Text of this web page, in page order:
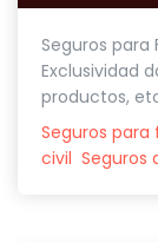
Seguros para
Exclusividad
productos,
Seguros
civil Seguros